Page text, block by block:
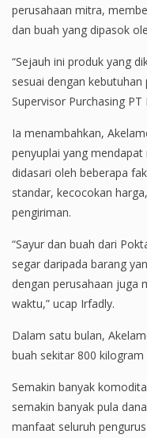
perusahaan mitra,
dan buah yang dipasok
“Sejauh ini produk yang
sesuai dengan
Supervisor Purchasing PT
Ia menambahkan,
penyuplai yang
didasari oleh beberapa
standar, kecocokan
pengiriman.
“Sayur dan buah dari
segar daripada barang
dengan perusahaan juga
waktu,” ucap Irfadly.
Dalam satu bulan,
buah sekitar 800 kilogram
Semakin banyak
semakin banyak pula
manfaat seluruh